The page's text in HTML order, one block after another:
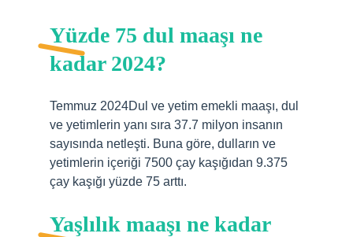
Yüzde 75 dul maaşı ne
kadar 2024?
Temmuz 2024Dul ve yetim emekli maaşı, dul
ve yetimlerin yanı sıra 37.7 milyon insanın
sayısında netleşti. Buna göre, dulların ve
yetimlerin içeriği 7500 çay kaşığıdan 9.375
çay kaşığı yüzde 75 arttı.
Yaşlılık maaşı ne kadar